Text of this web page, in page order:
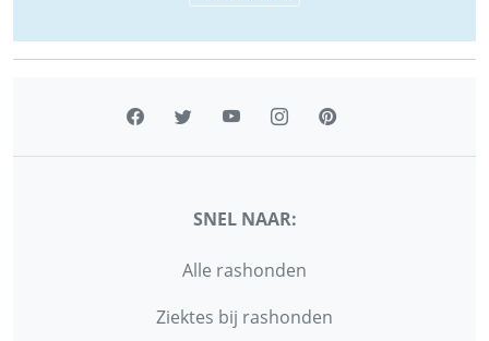
SNEL NAAR:
Alle rashonden
Ziektes bij rashonden